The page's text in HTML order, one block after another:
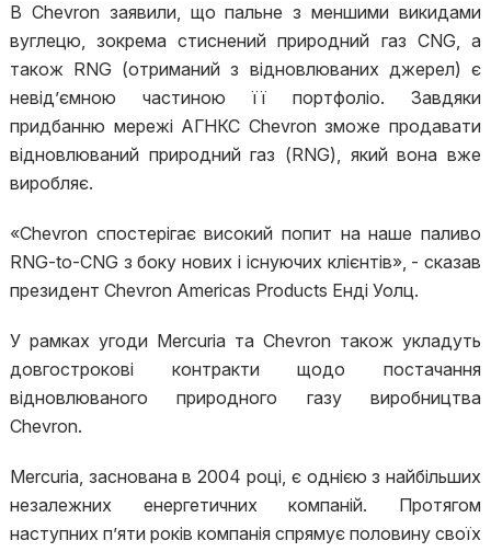
В Chevron заявили, що пальне з меншими викидами
вуглецю, зокрема стиснений природний газ CNG, а
також RNG (отриманий з відновлюваних джерел) є
невід’ємною частиною її портфоліо. Завдяки
придбанню мережі АГНКС Chevron зможе продавати
відновлюваний природний газ (RNG), який вона вже
виробляє.
«Chevron спостерігає високий попит на наше паливо
RNG-to-CNG з боку нових і існуючих клієнтів», - сказав
президент Chevron Americas Products Енді Уолц.
У рамках угоди Mercuria та Chevron також укладуть
довгострокові контракти щодо постачання
відновлюваного природного газу виробництва
Chevron.
Mercuria, заснована в 2004 році, є однією з найбільших
незалежних енергетичних компаній. Протягом
наступних п’яти років компанія спрямує половину своїх